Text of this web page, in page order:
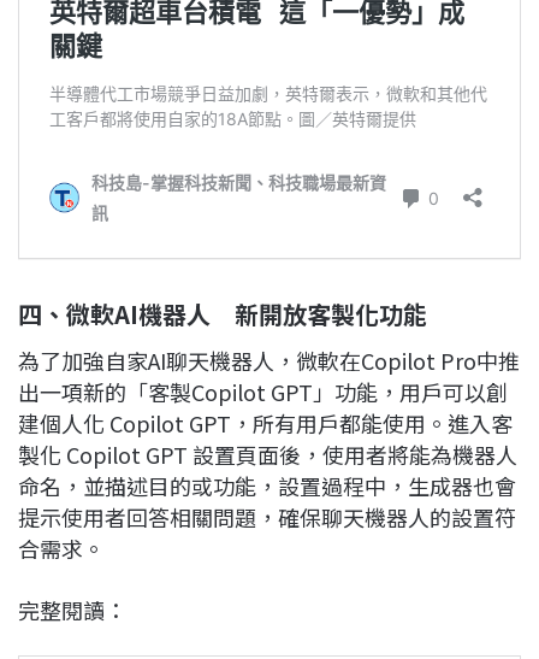
四、微軟AI機器人 新開放客製化功能
為了加強自家AI聊天機器人，微軟在Copilot Pro中推
出一項新的「客製Copilot GPT」功能，用戶可以創
建個人化 Copilot GPT，所有用戶都能使用。進入客
製化 Copilot GPT 設置頁面後，使用者將能為機器人
命名，並描述目的或功能，設置過程中，生成器也會
提示使用者回答相關問題，確保聊天機器人的設置符
合需求。
完整閱讀：